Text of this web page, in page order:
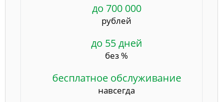
до 700 000
рублей
до 55 дней
без %
бесплатное обслуживание
навсегда